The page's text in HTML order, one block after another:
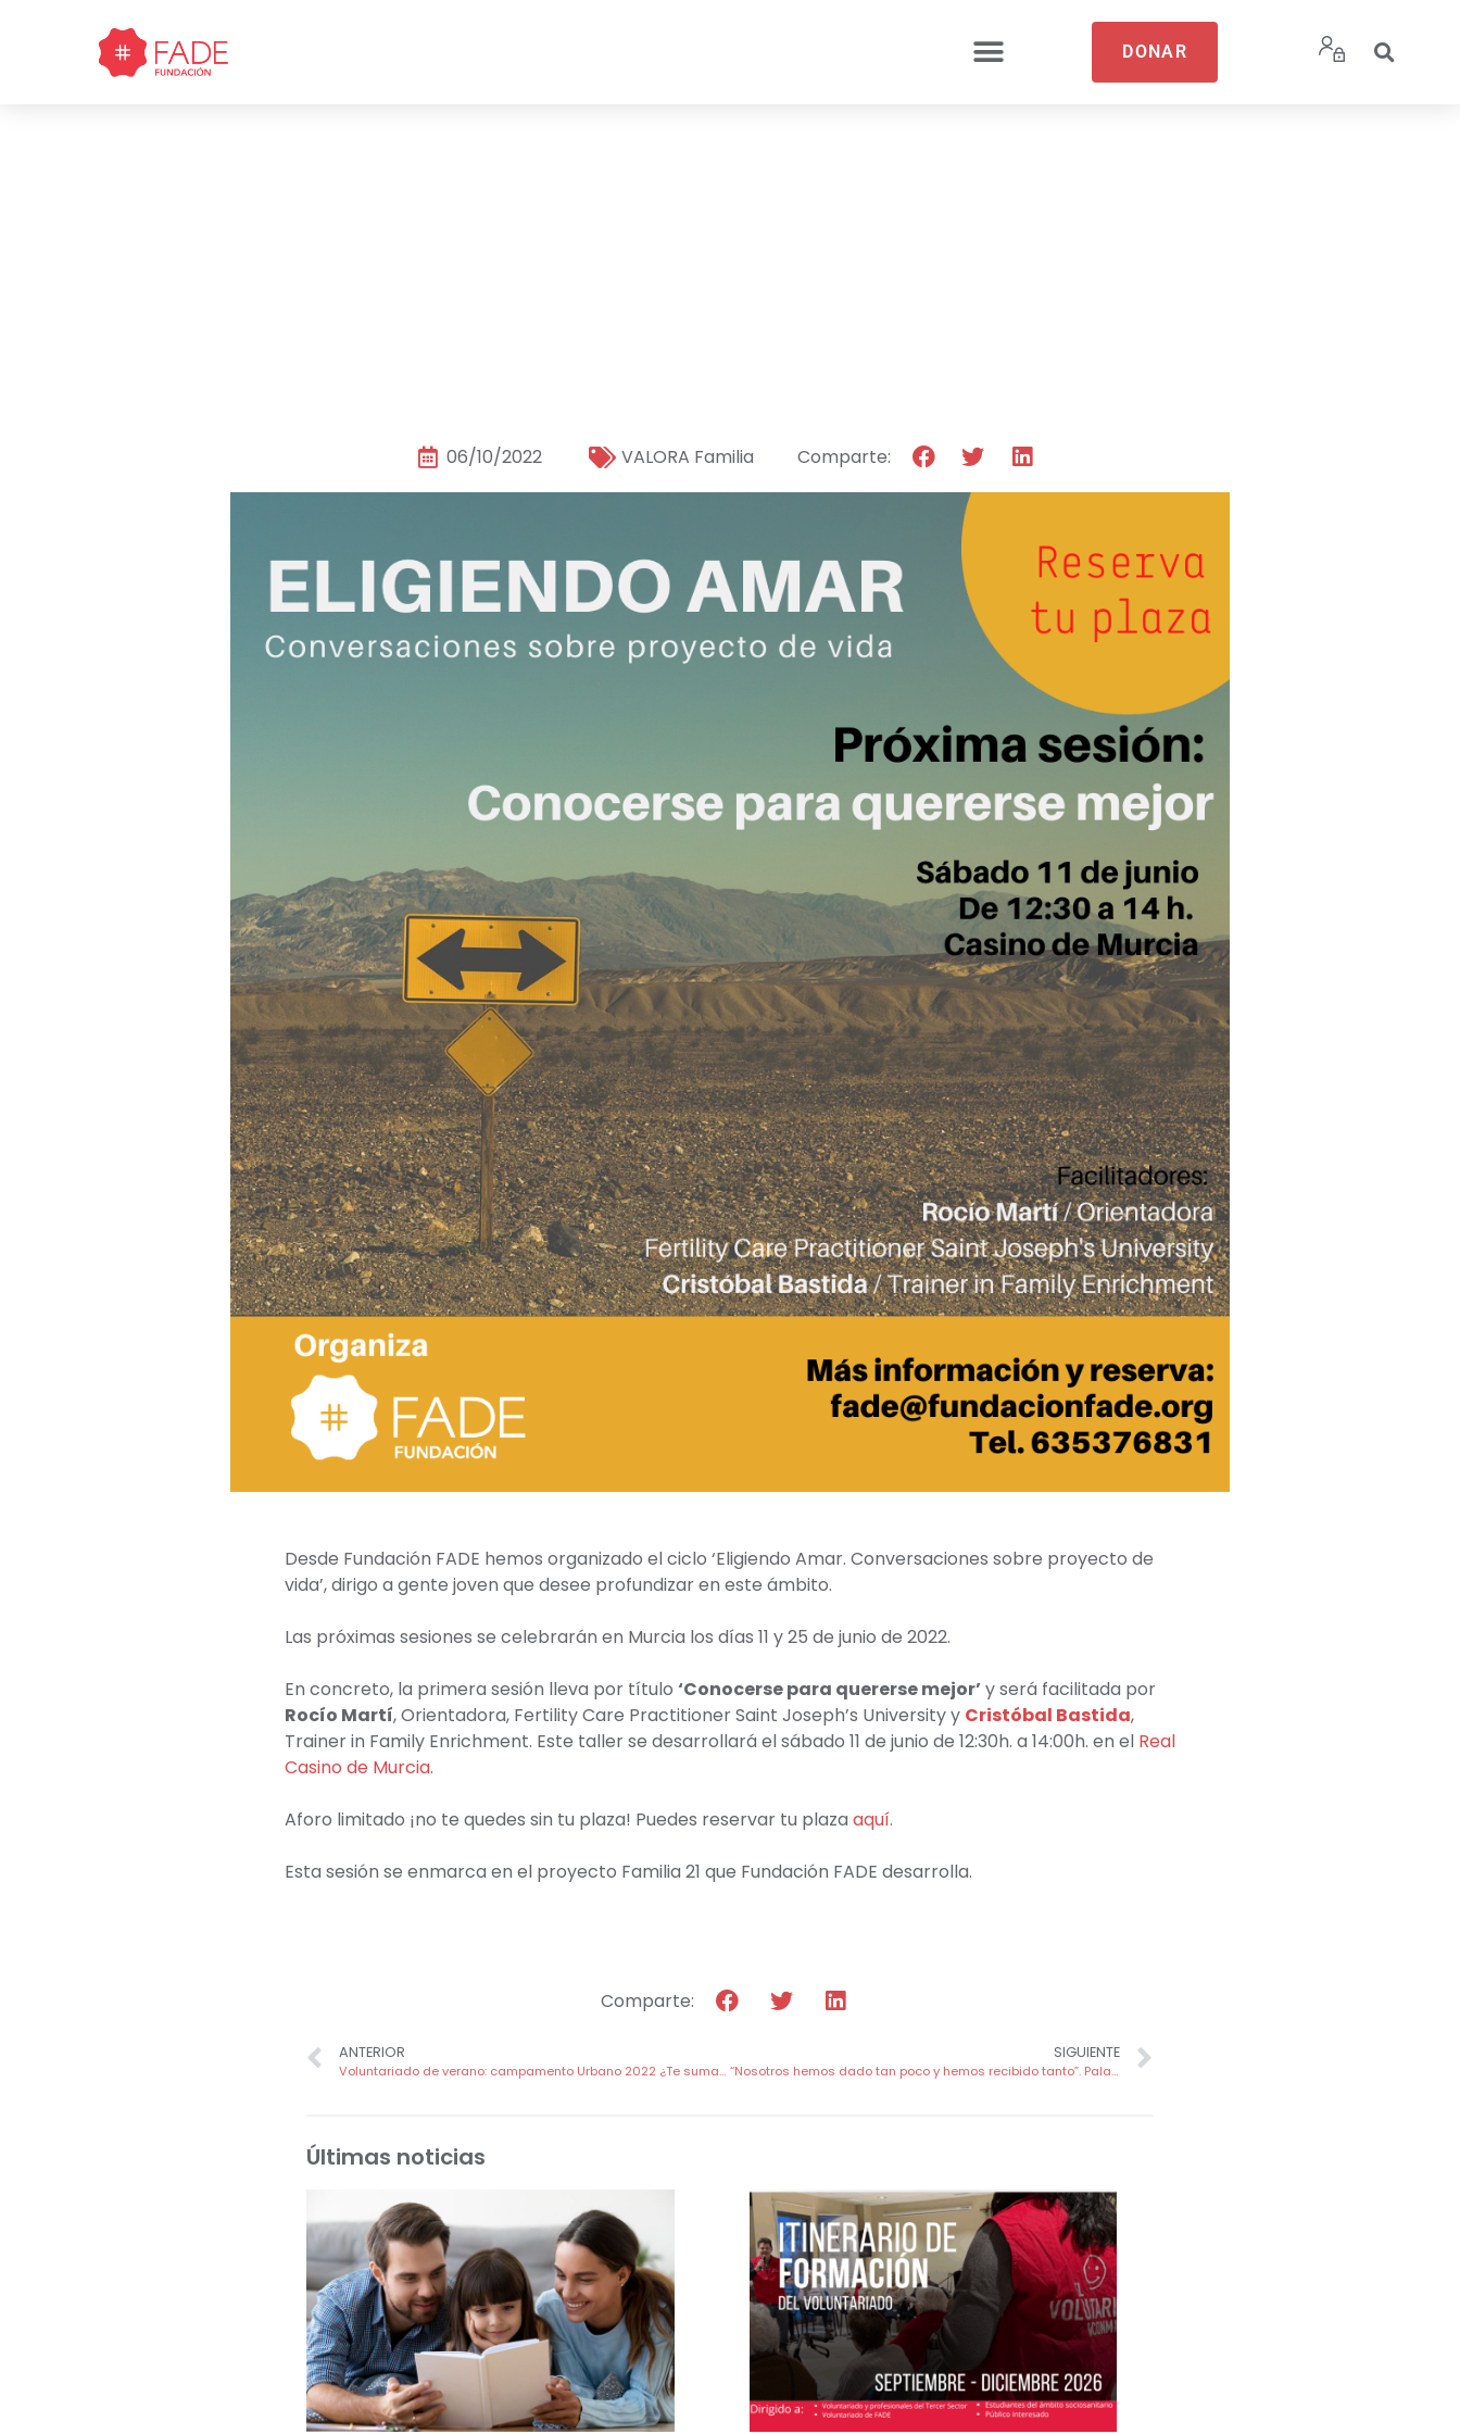
DONAR
06/10/2022 VALORA Familia Comparte:
Desde Fundación FADE hemos organizado el ciclo ‘Eligiendo Amar. Conversaciones sobre proyecto de
vida’, dirigo a gente joven que desee profundizar en este ámbito.
Las próximas sesiones se celebrarán en Murcia los días 11 y 25 de junio de 2022.
En concreto, la primera sesión lleva por título ‘Conocerse para quererse mejor’y será facilitada por
Rocío Martí, Orientadora, Fertility Care Practitioner Saint Joseph’s University y Cristóbal Bastida,
Trainer in Family Enrichment. Este taller se desarrollará el sábado 11 de junio de 12:30h. a 14:00h. en el Real
Casino de Murcia.
Aforo limitado ¡no te quedes sin tu plaza! Puedes reservar tu plaza aquí.
Esta sesión se enmarca en el proyecto Familia 21 que Fundación FADE desarrolla.
Comparte:
ANTERIOR
Voluntariado de verano: campamento Urbano 2022 ¿Te sumas?
SIGUIENTE
“Nosotros hemos dado tan poco y hemos recibido tanto”. Palabras de agradecimiento de David Buendía, Coordinador de SECUNDA Smile
Últimas noticias